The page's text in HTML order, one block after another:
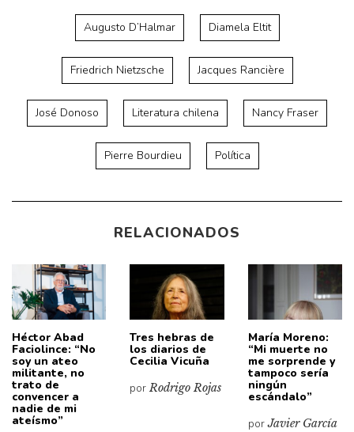
Augusto D’Halmar Diamela Eltit
Friedrich Nietzsche Jacques Rancière
José Donoso Literatura chilena Nancy Fraser
Pierre Bourdieu Política
RELACIONADOS
Héctor Abad
Faciolince: “No
soy un ateo
militante, no
trato de
convencer a
nadie de mi
ateísmo”
Tres hebras de
los diarios de
Cecilia Vicuña
porRodrigo Rojas
María Moreno:
“Mi muerte no
me sorprende y
tampoco sería
ningún
escándalo”
porJavier García